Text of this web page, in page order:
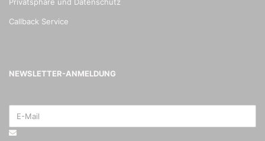
Callback Service
NEWSLETTER-ANMELDUNG